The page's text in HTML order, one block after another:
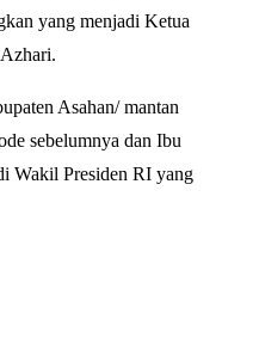
yang menjadi Ketua
Asahan/ mantan
sebelumnya dan Ibu
Wakil Presiden RI yang